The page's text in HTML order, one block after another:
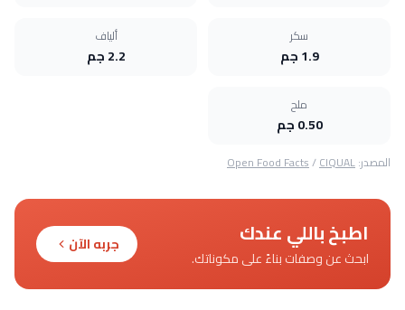
سكر
1.9 جم
ألياف
2.2 جم
ملح
0.50 جم
المصدر: Open Food Facts/CIQUAL
اطبخ باللي عندك
ابحث عن وصفات بناءً على مكوناتك.
جربه الآن